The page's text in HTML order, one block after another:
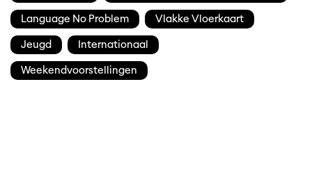
Language No Problem Vlakke Vloerkaart
Jeugd Internationaal
Weekendvoorstellingen